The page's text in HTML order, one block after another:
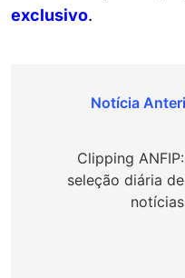
exclusivo.
Navegação
Post
Clipping ANFIP:
seleção diária de
notícias